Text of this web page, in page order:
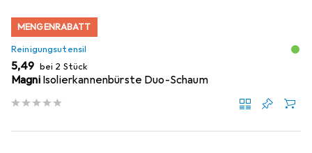
MENGENRABATT
Reinigungsutensil
EUR
5,49 bei 2 Stück
Magni Isolierkannenbürste Duo-Schaum